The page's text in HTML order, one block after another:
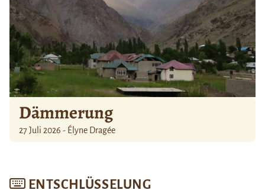
Dämmerung
27 Juli 2026 - Élyne Dragée
ENTSCHLÜSSELUNG